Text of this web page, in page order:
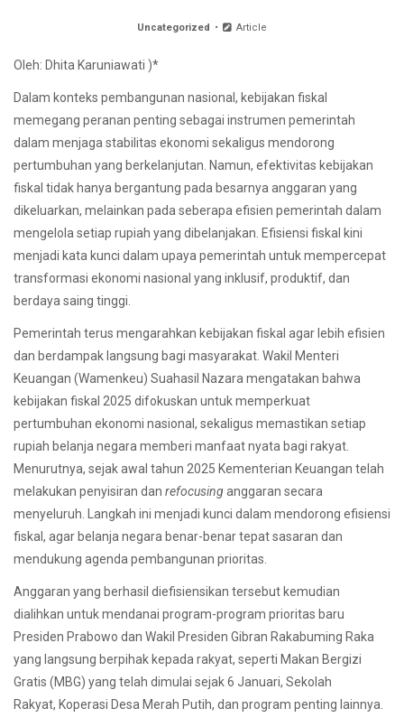
Uncategorized Article
Oleh: Dhita Karuniawati )*
Dalam konteks pembangunan nasional, kebijakan fiskal
memegang peranan penting sebagai instrumen pemerintah
dalam menjaga stabilitas ekonomi sekaligus mendorong
pertumbuhan yang berkelanjutan. Namun, efektivitas kebijakan
fiskal tidak hanya bergantung pada besarnya anggaran yang
dikeluarkan, melainkan pada seberapa efisien pemerintah dalam
mengelola setiap rupiah yang dibelanjakan. Efisiensi fiskal kini
menjadi kata kunci dalam upaya pemerintah untuk mempercepat
transformasi ekonomi nasional yang inklusif, produktif, dan
berdaya saing tinggi.
Pemerintah terus mengarahkan kebijakan fiskal agar lebih efisien
dan berdampak langsung bagi masyarakat. Wakil Menteri
Keuangan (Wamenkeu) Suahasil Nazara mengatakan bahwa
kebijakan fiskal 2025 difokuskan untuk memperkuat
pertumbuhan ekonomi nasional, sekaligus memastikan setiap
rupiah belanja negara memberi manfaat nyata bagi rakyat.
Menurutnya, sejak awal tahun 2025 Kementerian Keuangan telah
melakukan penyisiran dan refocusinganggaran secara
menyeluruh. Langkah ini menjadi kunci dalam mendorong efisiensi
fiskal, agar belanja negara benar-benar tepat sasaran dan
mendukung agenda pembangunan prioritas.
Anggaran yang berhasil diefisiensikan tersebut kemudian
dialihkan untuk mendanai program-program prioritas baru
Presiden Prabowo dan Wakil Presiden Gibran Rakabuming Raka
yang langsung berpihak kepada rakyat, seperti Makan Bergizi
Gratis (MBG) yang telah dimulai sejak 6 Januari, Sekolah
Rakyat, Koperasi Desa Merah Putih, dan program penting lainnya.